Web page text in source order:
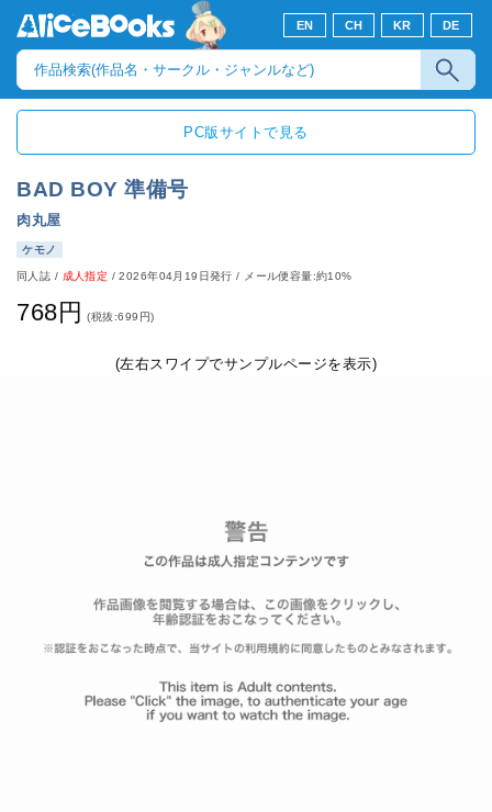
EN CH KR DE
PC版サイトで見る
BAD BOY 準備号
肉丸屋
ケモノ
同人誌 / 成人指定 /2026年04月19日発行 / メール便容量:約10%
768円 (税抜:699円)
(左右スワイプでサンプルページを表示)